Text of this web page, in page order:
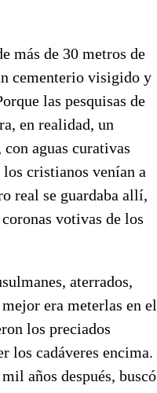
más de 30 metros de
cementerio visigido y
las pesquisas de
en realidad, un
con aguas curativas
cristianos venían a
real se guardaba allí,
votivas de los
aterrados,
era meterlas en el
los preciados
los cadáveres encima.
años después, buscó